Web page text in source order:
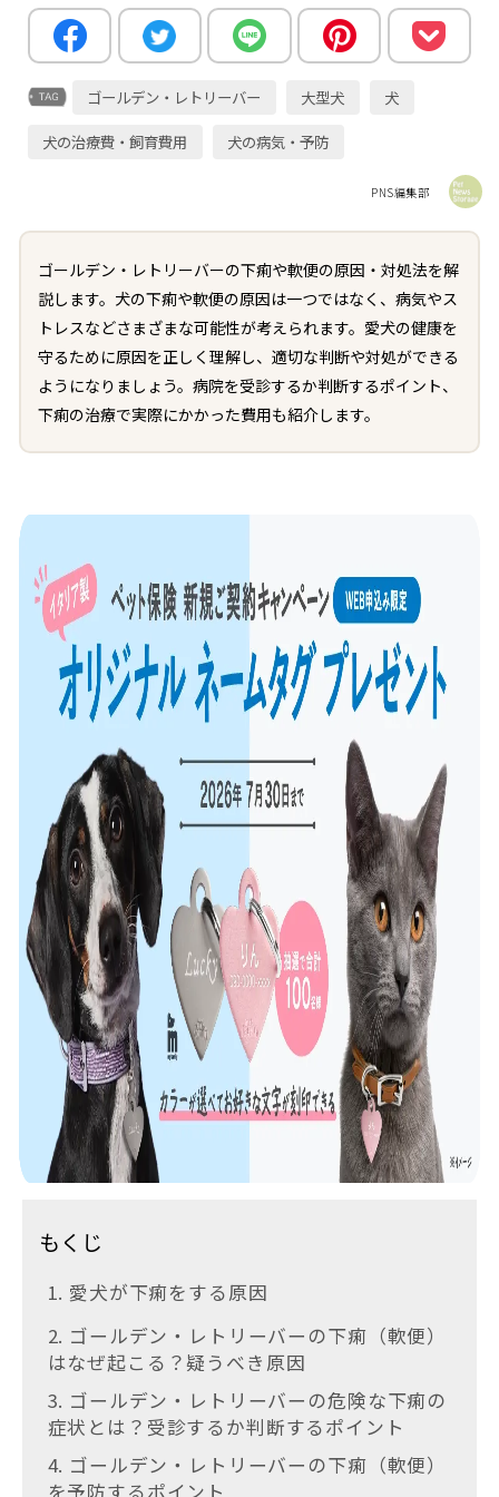
ゴールデン・レトリーバー 大型犬
犬
犬の治療費・飼育費用
犬の病気・予防
PNS編集部
ゴールデン・レトリーバーの下痢や軟便の原因・対処法を解
説します。犬の下痢や軟便の原因は一つではなく、病気やス
トレスなどさまざまな可能性が考えられます。愛犬の健康を
守るために原因を正しく理解し、適切な判断や対処ができる
ようになりましょう。病院を受診するか判断するポイント、
下痢の治療で実際にかかった費用も紹介します。
もくじ
1. 愛犬が下痢をする原因
2. ゴールデン・レトリーバーの下痢（軟便）
はなぜ起こる？疑うべき原因
3. ゴールデン・レトリーバーの危険な下痢の
症状とは？受診するか判断するポイント
4. ゴールデン・レトリーバーの下痢（軟便）
を予防するポイント